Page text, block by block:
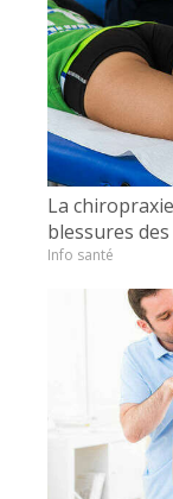
La
blessures
Info santé